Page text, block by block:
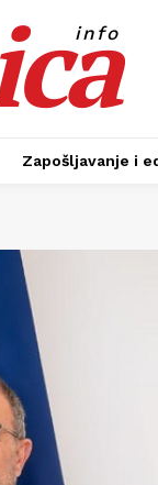
info
Zapošljavanje i